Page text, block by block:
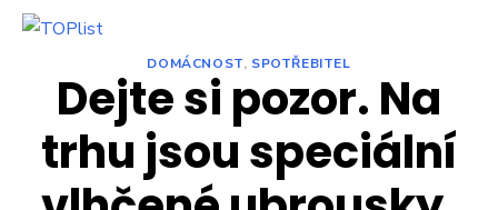
DOMÁCNOST, SPOTŘEBITEL
Dejte si pozor. Na
trhu jsou speciální